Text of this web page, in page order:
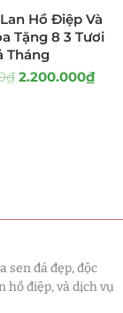
-19%
Hồ Điệp Và
Tặng 8 3 Tươi
Tháng
₫ 2.200.000₫
sen đá đẹp, độc
hồ điệp, và dịch vụ